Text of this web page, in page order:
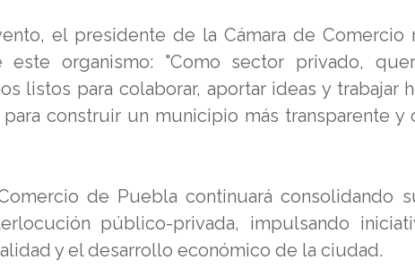
el presidente de la Cámara de Comercio
este organismo: "Como sector privado,
listos para colaborar, aportar ideas y trabajar
construir un municipio más transparente y
de Puebla continuará consolidando
público-privada, impulsando
y el desarrollo económico de la ciudad.